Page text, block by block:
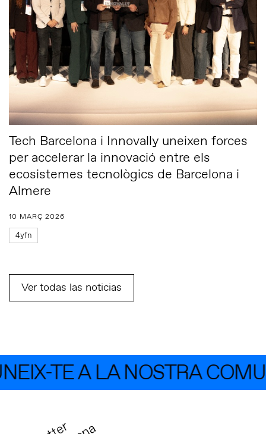
Tech Barcelona i Innovally uneixen forces
per accelerar la innovació entre els
ecosistemes tecnològics de Barcelona i
Almere
10 MARÇ 2026
4yfn
Ver todas las noticias
TE A LA NOSTRA